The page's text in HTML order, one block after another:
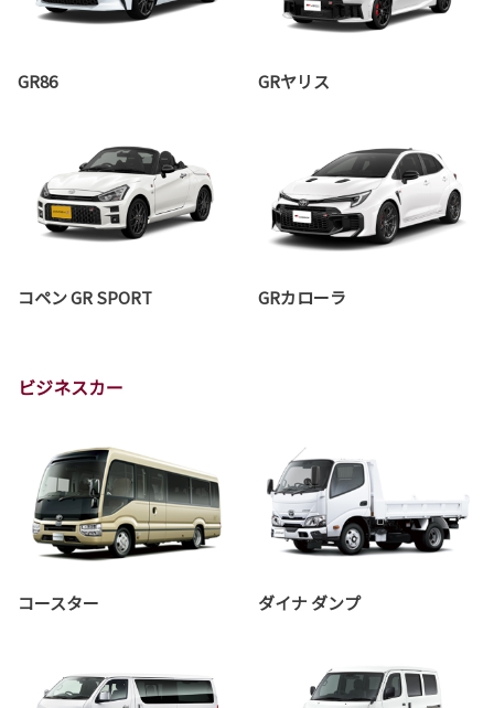
GR86 GRヤリス
コペン GR SPORT GRカローラ
ビジネスカー
コースター ダイナ ダンプ